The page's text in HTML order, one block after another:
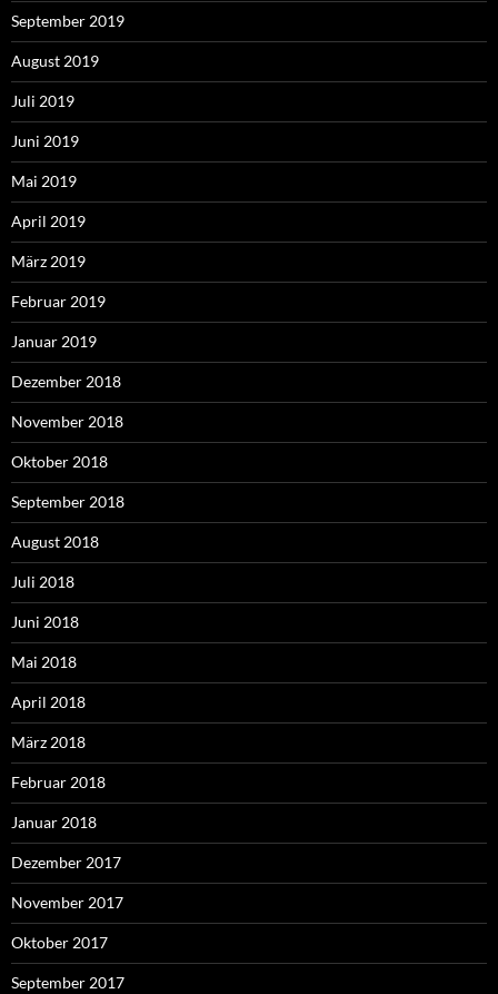
September 2019
August 2019
Juli 2019
Juni 2019
Mai 2019
April 2019
März 2019
Februar 2019
Januar 2019
Dezember 2018
November 2018
Oktober 2018
September 2018
August 2018
Juli 2018
Juni 2018
Mai 2018
April 2018
März 2018
Februar 2018
Januar 2018
Dezember 2017
November 2017
Oktober 2017
September 2017